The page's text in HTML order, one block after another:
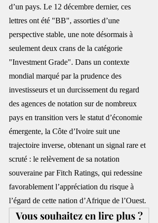
d’un pays. Le 12 décembre dernier, ces
lettres ont été "BB", assorties d’une
perspective stable, une note désormais à
seulement deux crans de la catégorie
"Investment Grade". Dans un contexte
mondial marqué par la prudence des
investisseurs et un durcissement du regard
des agences de notation sur de nombreux
pays en transition vers le statut d’économie
émergente, la Côte d’Ivoire suit une
trajectoire inverse, obtenant un signal rare et
scruté : le relèvement de sa notation
souveraine par Fitch Ratings, qui redessine
favorablement l’appréciation du risque à
l’égard de cette nation d’Afrique de l’Ouest.
Vous souhaitez en lire plus ?